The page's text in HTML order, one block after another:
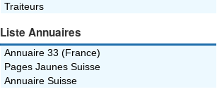
Traiteurs
Liste Annuaires
Annuaire 33 (France)
Pages Jaunes Suisse
Annuaire Suisse